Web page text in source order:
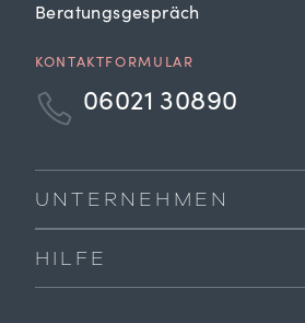
Beratungsgespräch
KONTAKTFORMULAR
06021 30890
UNTERNEHMEN
HILFE